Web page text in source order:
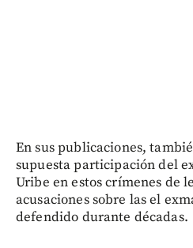
En sus publicaciones,
supuesta participación del
Uribe en estos crímenes de
acusaciones sobre las el
defendido durante décadas.